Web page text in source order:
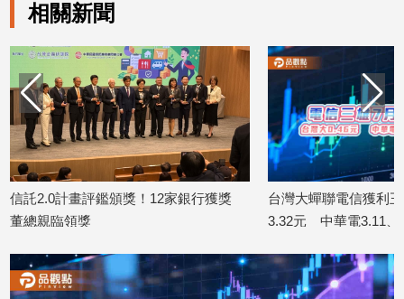
科
技/
戲
運
動
寵
物
Pet
音
專
相關新聞
獎！12家銀行獲獎
台灣大蟬聯電信獲利王！前7月EPS達
3.32元 中華電3.11、遠傳2.46元